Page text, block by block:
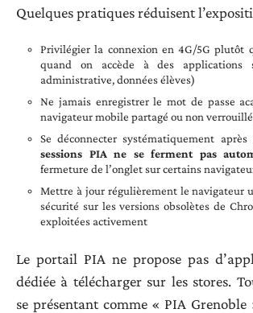
Quelques pratiques réduisent
Privilégier la connexion en 4G/5G plutôt
quand on accède à des applications
administrative, données élèves)
Ne jamais enregistrer le mot de passe
navigateur mobile partagé ou non
Se déconnecter systématiquement
sessions PIA ne se ferment pas
fermeture de l’onglet sur certains
Mettre à jour régulièrement le navigateur
sécurité sur les versions obsolètes de
exploitées activement
Le portail PIA ne propose pas
dédiée à télécharger sur les stores.
se présentant comme « PIA